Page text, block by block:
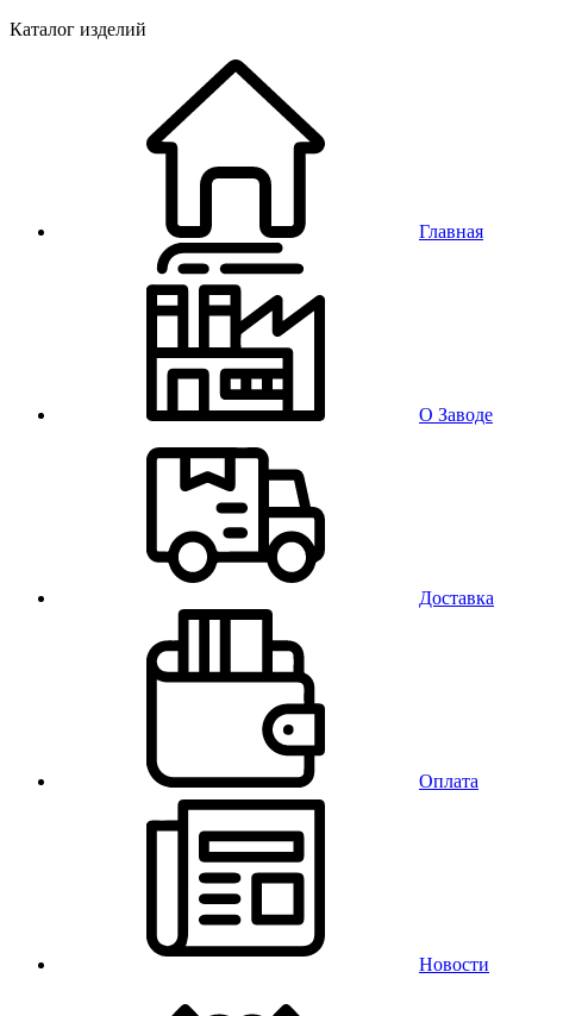
Каталог изделий
Главная
О Заводе
Доставка
Оплата
Новости